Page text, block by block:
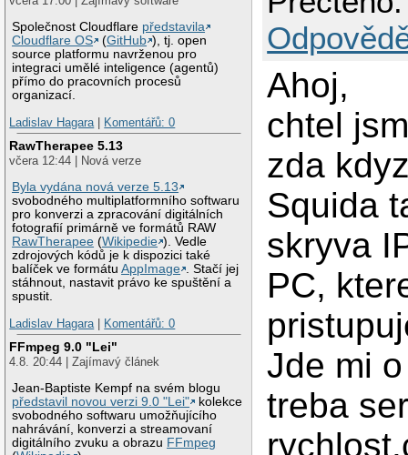
Společnost Cloudflare představila
Cloudflare OS
(GitHub ), tj. open
source platformu navrženou pro
integraci umělé inteligence (agentů)
přímo do pracovních procesů
organizací.
Ladislav Hagara
Komentářů: 0
RawTherapee 5.13
včera 12:44 | Nová verze
Byla vydána nová verze 5.13
svobodného multiplatformního softwaru
pro konverzi a zpracování digitálních
fotografií primárně ve formátů RAW
RawTherapee (Wikipedie ). Vedle
zdrojových kódů je k dispozici také
balíček ve formátuAppImage . Stačí jej
stáhnout, nastavit právo ke spuštění a
spustit.
Ladislav Hagara
Komentářů: 0
FFmpeg 9.0 "Lei"
4.8. 20:44 | Zajímavý článek
Jean-Baptiste Kempf na svém blogu
představil novou verzi 9.0 "Lei"
kolekce
svobodného softwaru umožňujícího
nahrávání, konverzi a streamovaní
digitálního zvuku a obrazu FFmpeg
Ahoj,
chtel
zda
Squida
skryva
PC,
Jde mi
treba